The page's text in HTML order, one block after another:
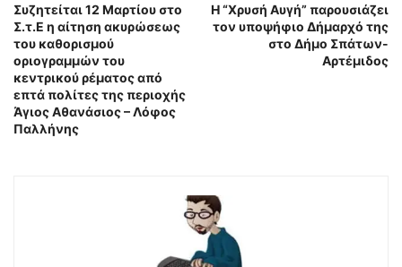
Συζητείται 12 Μαρτίου στο
Σ.τ.Ε η αίτηση ακυρώσεως
του καθορισμού
οριογραμμών του
κεντρικού ρέματος από
επτά πολίτες της περιοχής
Άγιος Αθανάσιος – Λόφος
Παλλήνης
Η “Χρυσή Αυγή” παρουσιάζει
τον υποψήφιο Δήμαρχό της
στο Δήμο Σπάτων-
Αρτέμιδος